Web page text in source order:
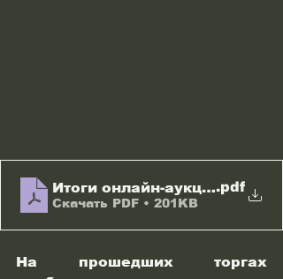
Итоги онлайн-аукциона 10
.pdf
Скачать PDF • 201KB
На прошедших торгах